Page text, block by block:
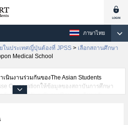
ภาษาไทย
นประเทศญี่ปุ่นต้องที่ JPSS > เลือกสถานศึกษา
Medical School
เนินงานร่วมกันของThe Asian Students
Corporationให้ข้อมูลของสถาบันการศึกษา
ย・วิทยาลัยระดับอนุปริญญา・วิทยาลัย
ละสาขาวิจัย,ข้อมูลการสอบคัดเลือกเข้าศึกษา